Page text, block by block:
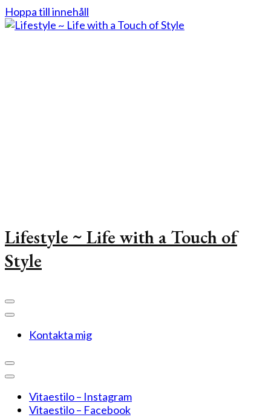
Hoppa till innehåll
Lifestyle ~ Life with a Touch of
Style
Kontakta mig
Vitaestilo – Instagram
Vitaestilo – Facebook